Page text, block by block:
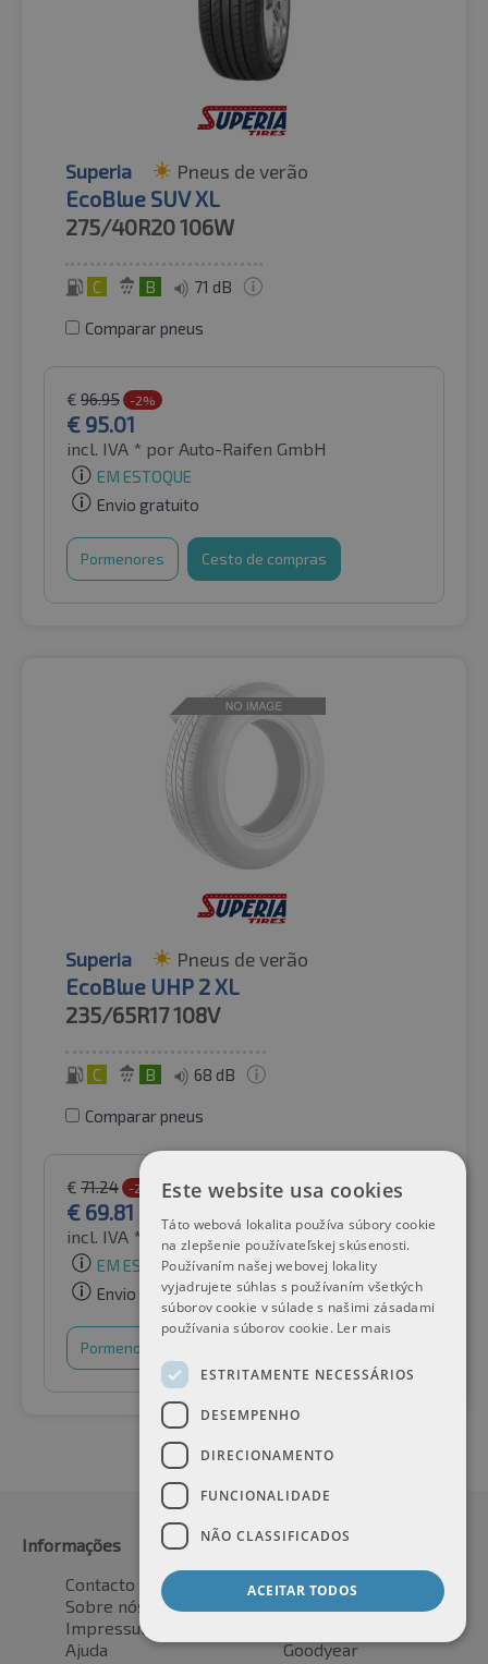
Superia Pneus de verão
EcoBlue SUV XL
275/40R20106W
C B 71 dB
Comparar pneus
€ 96.95 -2%
€ 95.01
incl. IVA * por Auto-Raifen GmbH
EM ESTOQUE
Envio gratuito
Pormenores Cesto de compras
Superia Pneus de verão
EcoBlue UHP 2 XL
235/65R17108V
C B 68 dB
Comparar pneus
€ 71.24 -2%
€ 69.81
incl. IVA * por Auto-Raifen GmbH
EM ESTOQUE
Envio gratuito
Pormenores
Informações
Contacto
Sobre nós
Impressum
Ajuda
Fabricante
Bridgestone
Goodyear
Este website usa cookies
Táto webová lokalita používa súbory cookie
na zlepšenie používateľskej skúsenosti.
Používaním našej webovej lokality
vyjadrujete súhlas s používaním všetkých
súborov cookie v súlade s našimi zásadami
používania súborov cookie. Ler mais
ESTRITAMENTE NECESSÁRIOS
DESEMPENHO
DIRECIONAMENTO
FUNCIONALIDADE
NÃO CLASSIFICADOS
ACEITAR TODOS